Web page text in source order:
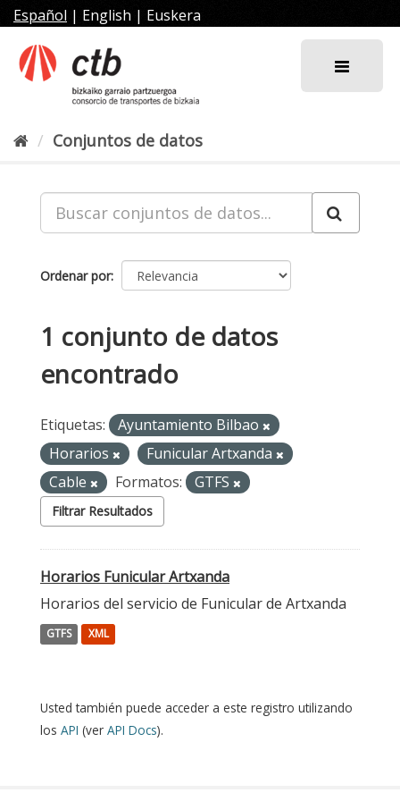
al
contenido
Español | English | Euskera
Conjuntos de datos
Ordenar por
1 conjunto de datos
encontrado
Etiquetas:
Ayuntamiento Bilbao
Horarios
Funicular Artxanda
Cable
Formatos: GTFS
Filtrar Resultados
Horarios Funicular Artxanda
Horarios del servicio de Funicular de Artxanda
GTFS XML
Usted también puede acceder a este registro utilizando
los API (ver API Docs).